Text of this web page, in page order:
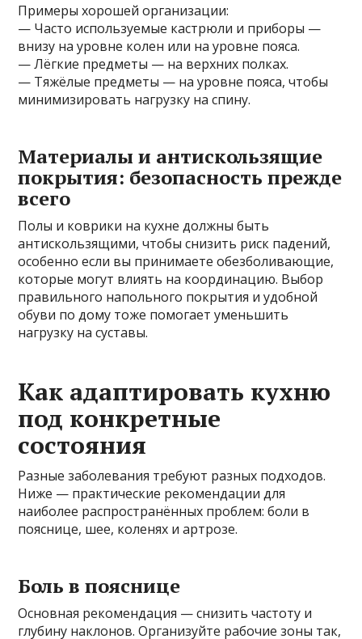
Примеры хорошей организации:
— Часто используемые кастрюли и приборы —
внизу на уровне колен или на уровне пояса.
— Лёгкие предметы — на верхних полках.
— Тяжёлые предметы — на уровне пояса, чтобы
минимизировать нагрузку на спину.
Материалы и антискользящие
покрытия: безопасность прежде
всего
Полы и коврики на кухне должны быть
антискользящими, чтобы снизить риск падений,
особенно если вы принимаете обезболивающие,
которые могут влиять на координацию. Выбор
правильного напольного покрытия и удобной
обуви по дому тоже помогает уменьшить
нагрузку на суставы.
Как адаптировать кухню
под конкретные
состояния
Разные заболевания требуют разных подходов.
Ниже — практические рекомендации для
наиболее распространённых проблем: боли в
пояснице, шее, коленях и артрозе.
Боль в пояснице
Основная рекомендация — снизить частоту и
глубину наклонов. Организуйте рабочие зоны так,